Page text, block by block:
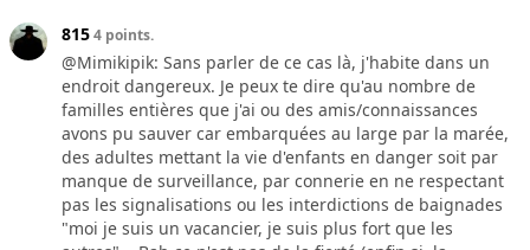
8154 points.
@Mimikipik: Sans parler de ce cas là, j'habite dans un
endroit dangereux. Je peux te dire qu'au nombre de
familles entières que j'ai ou des amis/connaissances
avons pu sauver car embarquées au large par la marée,
des adultes mettant la vie d'enfants en danger soit par
manque de surveillance, par connerie en ne respectant
pas les signalisations ou les interdictions de baignades
"moi je suis un vacancier, je suis plus fort que les